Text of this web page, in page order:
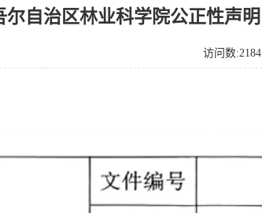
尔自治区林业科学院公正性声明
访问数:2184